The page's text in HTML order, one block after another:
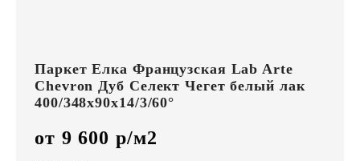
Паркет Елка Французская Lab Arte
Chevron Дуб Селект Чегет белый лак
400/348х90х14/3/60°
от 9 600 р/м2